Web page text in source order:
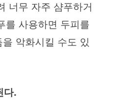
너무 자주 샴푸하거
를 사용하면 두피를
악화시킬 수도 있
다.